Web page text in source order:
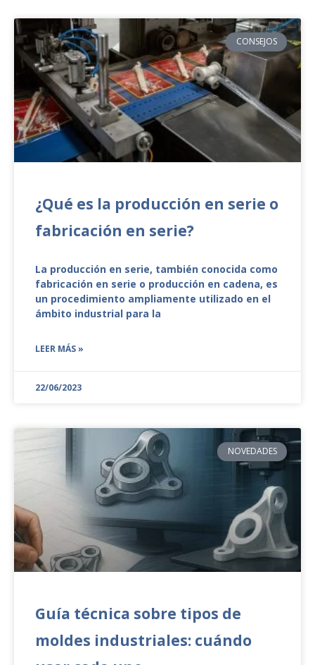
CONSEJOS
¿Qué es la producción en serie o
fabricación en serie?
La producción en serie, también conocida como
fabricación en serie o producción en cadena, es
un procedimiento ampliamente utilizado en el
ámbito industrial para la
LEER MÁS »
22/06/2023
NOVEDADES
Guía técnica sobre tipos de
moldes industriales: cuándo